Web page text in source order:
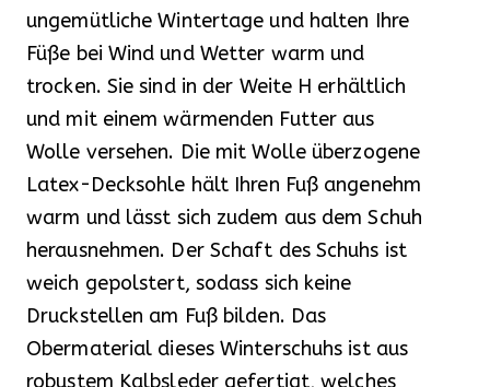
ungemütliche Wintertage und halten Ihre
Füße bei Wind und Wetter warm und
trocken. Sie sind in der Weite H erhältlich
und mit einem wärmenden Futter aus
Wolle versehen. Die mit Wolle überzogene
Latex-Decksohle hält Ihren Fuß angenehm
warm und lässt sich zudem aus dem Schuh
herausnehmen. Der Schaft des Schuhs ist
weich gepolstert, sodass sich keine
Druckstellen am Fuß bilden. Das
Obermaterial dieses Winterschuhs ist aus
robustem Kalbsleder gefertigt, welches